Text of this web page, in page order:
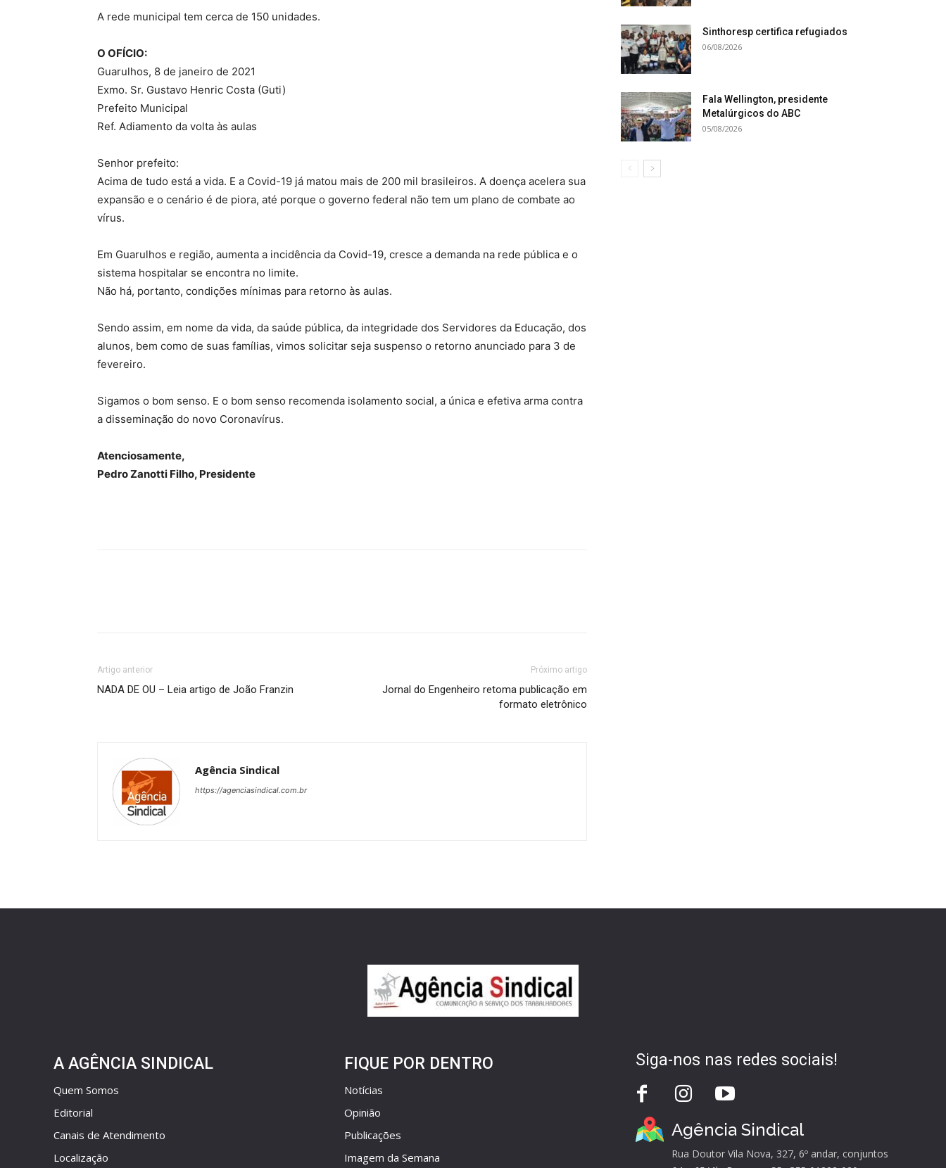
A rede municipal tem cerca de 150 unidades.
O OFÍCIO:
Guarulhos, 8 de janeiro de 2021
Exmo. Sr. Gustavo Henric Costa (Guti)
Prefeito Municipal
Ref. Adiamento da volta às aulas
Senhor prefeito:
Acima de tudo está a vida. E a Covid-19 já matou mais de 200 mil brasileiros. A doença acelera sua
expansão e o cenário é de piora, até porque o governo federal não tem um plano de combate ao
vírus.
Em Guarulhos e região, aumenta a incidência da Covid-19, cresce a demanda na rede pública e o
sistema hospitalar se encontra no limite.
Não há, portanto, condições mínimas para retorno às aulas.
Sendo assim, em nome da vida, da saúde pública, da integridade dos Servidores da Educação, dos
alunos, bem como de suas famílias, vimos solicitar seja suspenso o retorno anunciado para 3 de
fevereiro.
Sigamos o bom senso. E o bom senso recomenda isolamento social, a única e efetiva arma contra
a disseminação do novo Coronavírus.
Atenciosamente,
Pedro Zanotti Filho, Presidente
Artigo anterior
NADA DE OU – Leia artigo de João Franzin
Próximo artigo
Jornal do Engenheiro retoma publicação em
formato eletrônico
Agência Sindical
https://agenciasindical.com.br
Sinthoresp certifica refugiados
06/08/2026
Fala Wellington, presidente
Metalúrgicos do ABC
05/08/2026
A AGÊNCIA SINDICAL
Quem Somos
Editorial
Canais de Atendimento
Localização
FIQUE POR DENTRO
Notícias
Opinião
Publicações
Imagem da Semana
Siga-nos nas redes sociais!
Agência Sindical
Rua Doutor Vila Nova, 327, 6º andar, conjuntos